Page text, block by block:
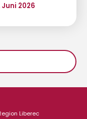
2026
Liberec